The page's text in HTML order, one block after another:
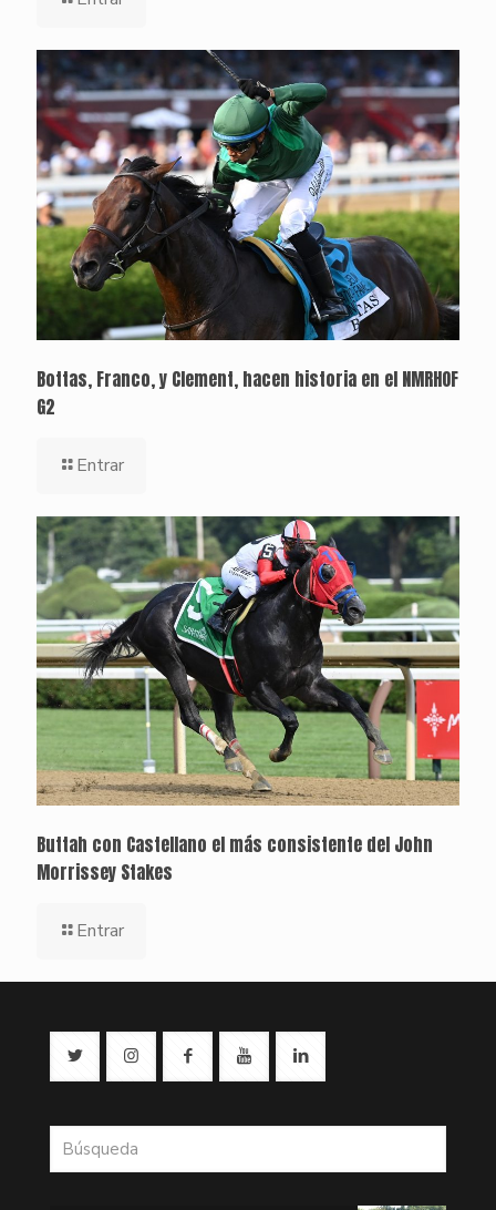
Bottas, Franco, y Clement, hacen historia en el NMRHOF
G2
Entrar
Buttah con Castellano el más consistente del John
Morrissey Stakes
Entrar